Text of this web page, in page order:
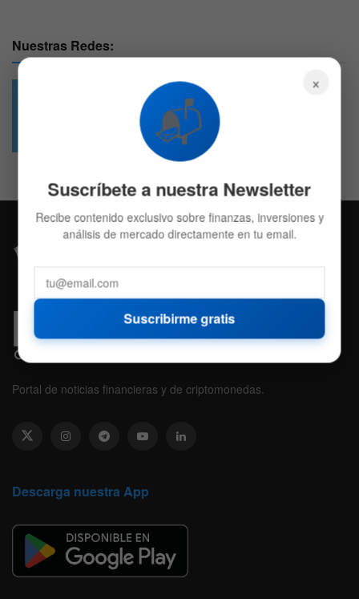
Nuestras Redes:
4.7k
Followers
Portal de noticias financieras y de criptomonedas.
Descarga nuestra App
×
📬
Suscríbete a nuestra Newsletter
Recibe contenido exclusivo sobre finanzas, inversiones y
análisis de mercado directamente en tu email.
Suscribirme gratis